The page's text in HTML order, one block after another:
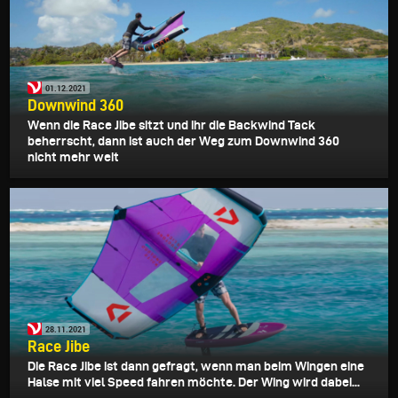
01.12.2021
Downwind 360
Wenn die Race Jibe sitzt und ihr die Backwind Tack
beherrscht, dann ist auch der Weg zum Downwind 360
nicht mehr weit
28.11.2021
Race Jibe
Die Race Jibe ist dann gefragt, wenn man beim Wingen eine
Halse mit viel Speed fahren möchte. Der Wing wird dabei...